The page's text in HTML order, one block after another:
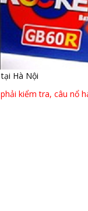
Hà Nội
kiểm tra, câu nổ